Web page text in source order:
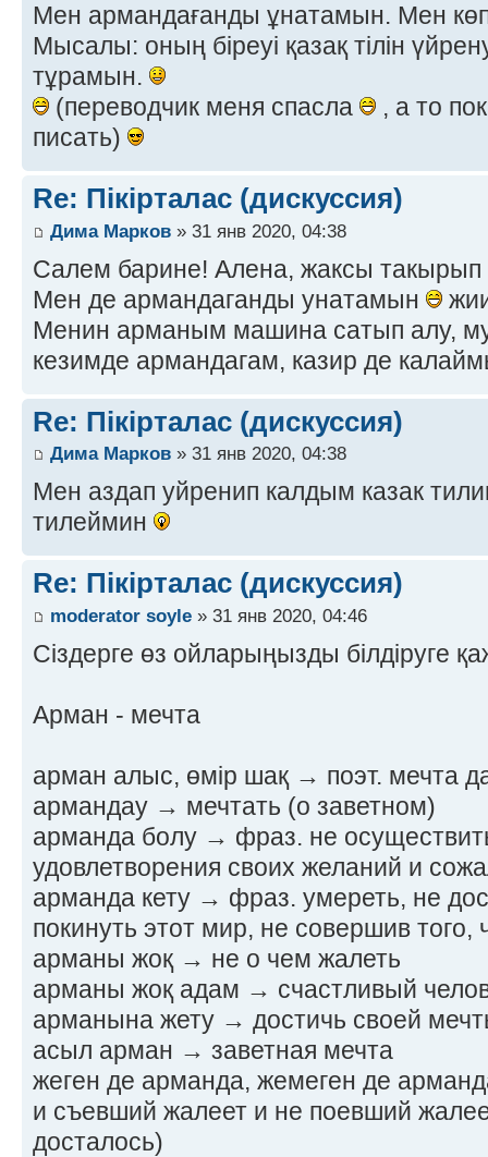
Мен армандағанды ұнатамын. Мен
Мысалы: оның біреуі қазақ тілін
тұрамын.
(переводчик меня спасла
, а то
писать)
Re: Пікірталас (дискуссия)
Дима Марков » 31 янв 2020, 04:38
Салем барине! Алена, жаксы
Мен де армандаганды унатамын
Менин арманым машина сатып алу,
кезимде армандагам, казир де
Re: Пікірталас (дискуссия)
Дима Марков » 31 янв 2020, 04:38
Мен аздап уйренип калдым казак
тилеймин
Re: Пікірталас (дискуссия)
moderator soyle » 31 янв 2020, 04:46
Сіздерге өз ойларыңызды білдіруге
Арман - мечта
арман алыс, өмір шақ → поэт. мечта
армандау → мечтать (о заветном)
арманда болу → фраз. не
удовлетворения своих желаний и
арманда кету → фраз. умереть, не
покинуть этот мир, не совершив того,
арманы жоқ → не о чем жалеть
арманы жоқ адам → счастливый
арманына жету → достичь своей
асыл арман → заветная мечта
жеген де арманда, жемеген де
и съевший жалеет и не поевший
досталось)